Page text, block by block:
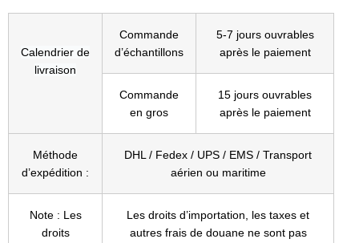
Calendrier de
livraison
Commande
d’échantillons
5-7 jours ouvrables
après le paiement
Commande
en gros
15 jours ouvrables
après le paiement
Méthode
d’expédition :
DHL / Fedex / UPS / EMS / Transport
aérien ou maritime
Note : Les
droits
Les droits d’importation, les taxes et
autres frais de douane ne sont pas